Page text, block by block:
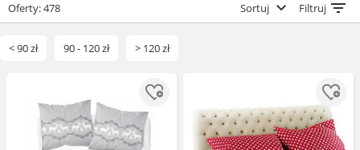
Oferty: 478 Sortuj Filtruj
< 90 zł 90 - 120 zł > 120 zł